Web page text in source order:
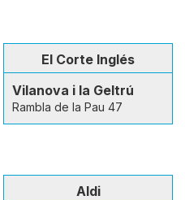
El Corte Inglés
Vilanova i la Geltrú
Rambla de la Pau 47
Aldi